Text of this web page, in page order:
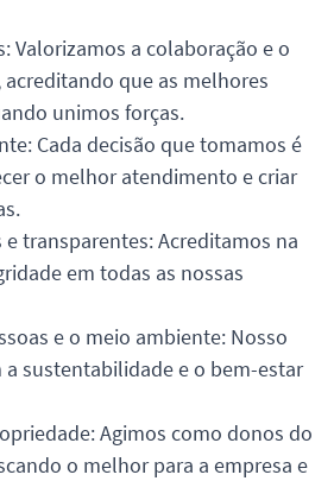
Valorizamos a colaboração e o
que as melhores
unimos forças.
Cada decisão que tomamos é
o melhor atendimento e criar
e transparentes: Acreditamos na
em todas as nossas
e o meio ambiente: Nosso
sustentabilidade e o bem-estar
Agimos como donos do
o melhor para a empresa e